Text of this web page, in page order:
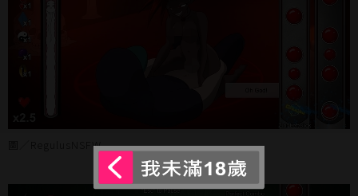
圖／RegulusNSFW